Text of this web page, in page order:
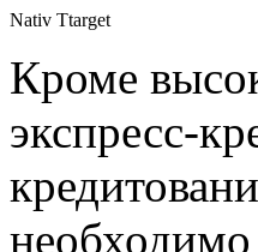
Nativ Ttarget
Кроме
экспресс-